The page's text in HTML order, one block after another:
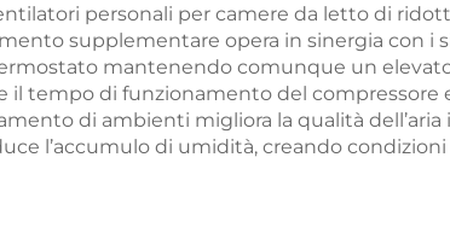
personali per camere da letto di
supplementare opera in sinergia con i
mantenendo comunque un
il tempo di funzionamento del
di ambienti migliora la qualità
l’accumulo di umidità, creando